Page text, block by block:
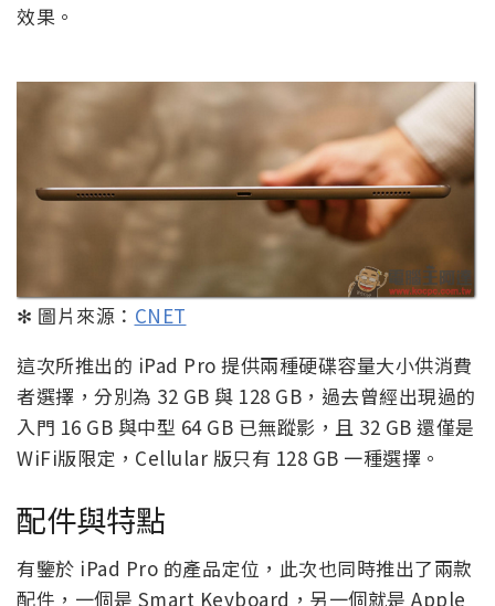
效果。
✻ 圖片來源： CNET
這次所推出的 iPad Pro 提供兩種硬碟容量大小供消費
者選擇，分別為 32 GB 與 128 GB，過去曾經出現過的
入門 16 GB 與中型 64 GB 已無蹤影，且 32 GB 還僅是
WiFi版限定，Cellular 版只有 128 GB 一種選擇。
配件與特點
有鑒於 iPad Pro 的產品定位，此次也同時推出了兩款
配件，一個是 Smart Keyboard，另一個就是 Apple